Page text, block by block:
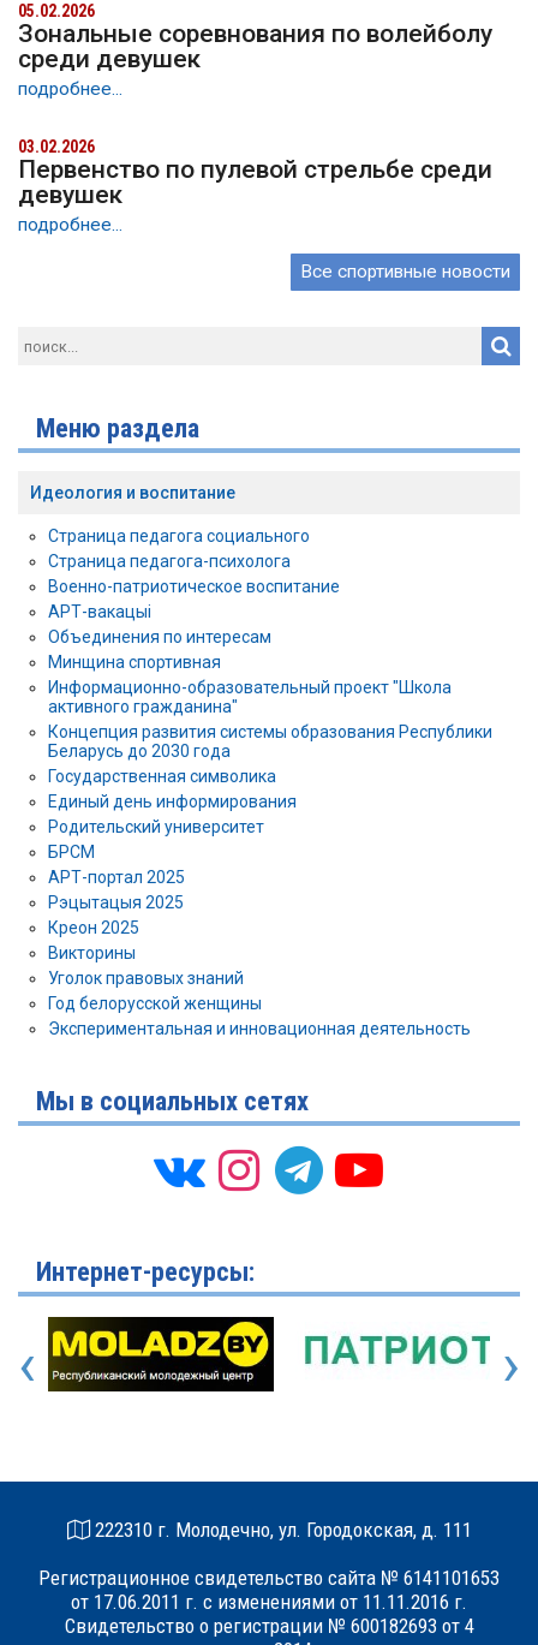
05.02.2026
Зональные соревнования по волейболу
среди девушек
подробнее...
03.02.2026
Первенство по пулевой стрельбе среди
девушек
подробнее...
Все спортивные новости
Меню раздела
Идеология и воспитание
Страница педагога социального
Страница педагога-психолога
Военно-патриотическое воспитание
АРТ-вакацыі
Объединения по интересам
Минщина спортивная
Информационно-образовательный проект "Школа
активного гражданина"
Концепция развития системы образования Республики
Беларусь до 2030 года
Государственная символика
Единый день информирования
Родительский университет
БРСМ
АРТ-портал 2025
Рэцытацыя 2025
Креон 2025
Викторины
Уголок правовых знаний
Год белорусской женщины
Экспериментальная и инновационная деятельность
Мы в социальных сетях
Интернет-ресурсы:
‹ ›
222310 г. Молодечно, ул. Городокская, д. 111
Регистрационное свидетельство сайта № 6141101653
от 17.06.2011 г. с изменениями от 11.11.2016 г.
Свидетельство о регистрации № 600182693 от 4